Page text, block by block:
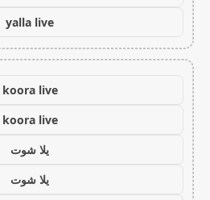
yalla live
koora live
koora live
يلا شوت
يلا شوت